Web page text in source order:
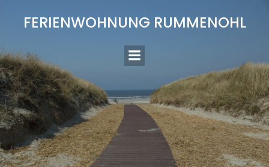
Inhalt
FERIENWOHNUNG RUMMENOHL